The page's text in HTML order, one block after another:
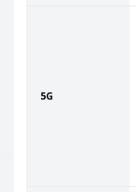
5G